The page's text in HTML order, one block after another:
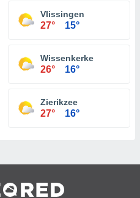
Vlissingen
27° 15°
Wissenkerke
26° 16°
Zierikzee
27° 16°